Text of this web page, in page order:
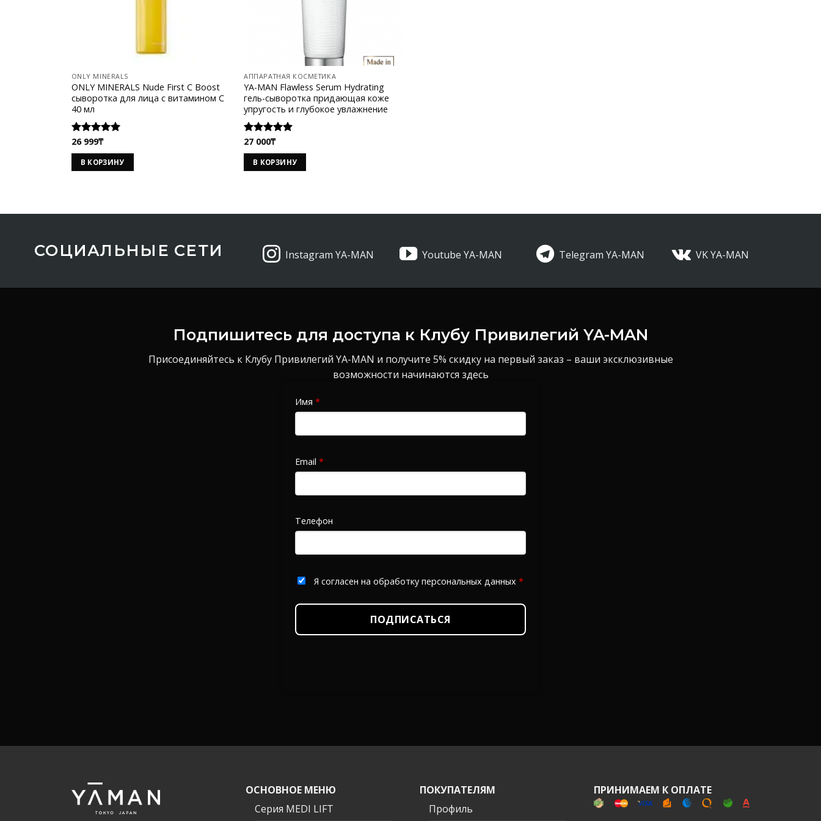
ONLY MINERALS
ONLY MINERALS Nude First C Boost
cыворотка для лица с витамином C
40 мл
Оценка
5.00из 5
26 999₸
В КОРЗИНУ
АППАРАТНАЯ КОСМЕТИКА
YA-MAN Flawless Serum Hydrating
гель-сыворотка придающая коже
упругость и глубокое увлажнение
Оценка
5.00из 5
27 000₸
В КОРЗИНУ
СОЦИАЛЬНЫЕ СЕТИ Instagram YA-MAN Youtube YA-MAN Telegram YA-MAN VK YA-MAN
Подпишитесь для доступа к Клубу Привилегий YA-MAN
Присоединяйтесь к Клубу Привилегий YA-MAN и получите 5% скидку на первый заказ – ваши эксклюзивные
возможности начинаются здесь
Имя *
Email *
Телефон
Я согласен на обработку персональных данных *
ПОДПИСАТЬСЯ
ОСНОВНОЕ МЕНЮ
Серия MEDI LIFT
ПОКУПАТЕЛЯМ
Профиль
ПРИНИМАЕМ К ОПЛАТЕ